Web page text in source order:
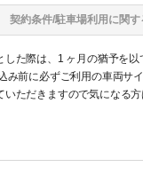
契約条件/駐車場利用に関す
た際は、1 ヶ月の猶予を
前に必ずご利用の車両
ただきますので気になる